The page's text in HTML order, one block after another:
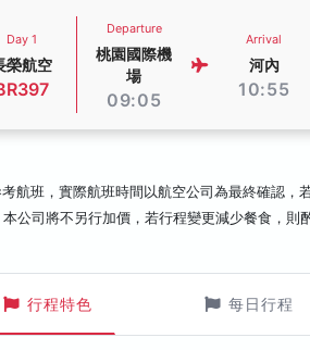
Day 1
榮航空
Departure
桃園國際機
場
09:05
Arrival
河內
10:55
航班，實際航班時間以航空公司為最終確認，
本公司將不另行加價，若行程變更減少餐食，則
行程特色 每日行程